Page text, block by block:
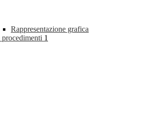
Rappresentazione grafica
1